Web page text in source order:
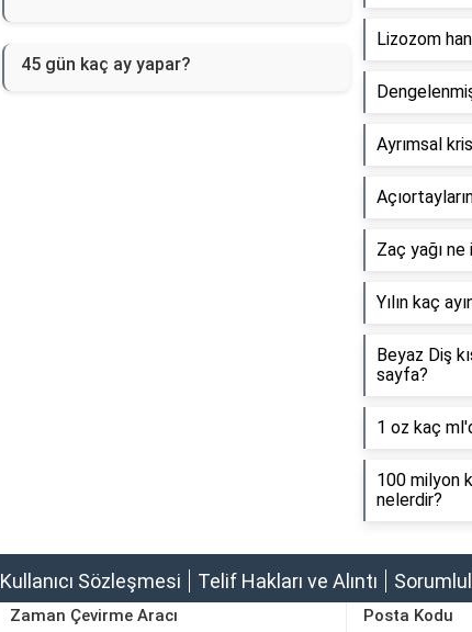
45 gün kaç ay yapar?
Lizozom
Ayrımsal
Zaç yağı ne
Yılın kaç
Beyaz Diş
sayfa?
1 oz kaç
100 milyon
nelerdir?
Kullanıcı Sözleşmesi Telif Hakları ve Alıntı
Zaman Çevirme Aracı
Posta Kodu